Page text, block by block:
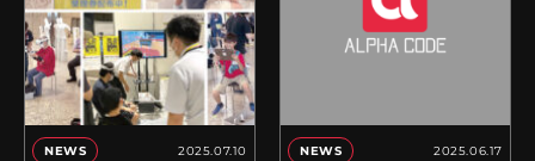
NEWS 2025.07.10 NEWS 2025.06.17